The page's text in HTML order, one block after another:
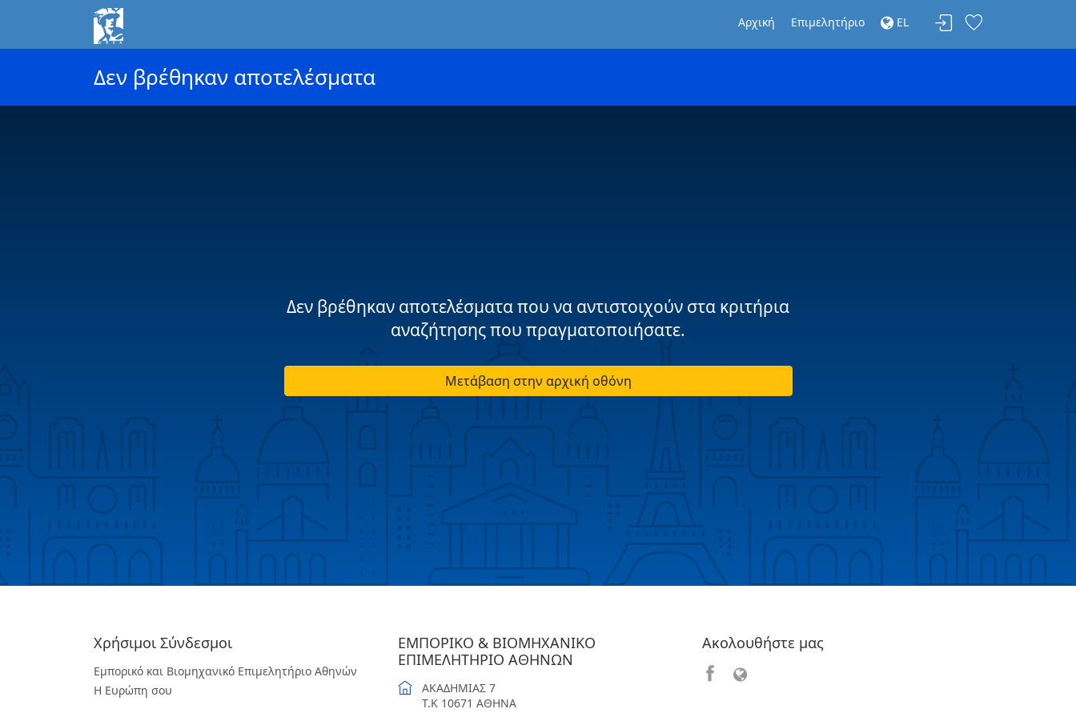
Αρχική Επιμελητήριο EL
Δεν βρέθηκαν αποτελέσματα
Δεν βρέθηκαν αποτελέσματα που να αντιστοιχούν στα κριτήρια
αναζήτησης που πραγματοποιήσατε.
Μετάβαση στην αρχική οθόνη
Χρήσιμοι Σύνδεσμοι
Εμπορικό και Βιομηχανικό Επιμελητήριο Αθηνών
Η Ευρώπη σου
ΕΜΠΟΡΙΚΟ & ΒΙΟΜΗΧΑΝΙΚΟ
ΕΠΙΜΕΛΗΤΗΡΙΟ ΑΘΗΝΩΝ
ΑΚΑΔΗΜΙΑΣ 7
T.K 10671 ΑΘΗΝΑ
Ακολουθήστε μας